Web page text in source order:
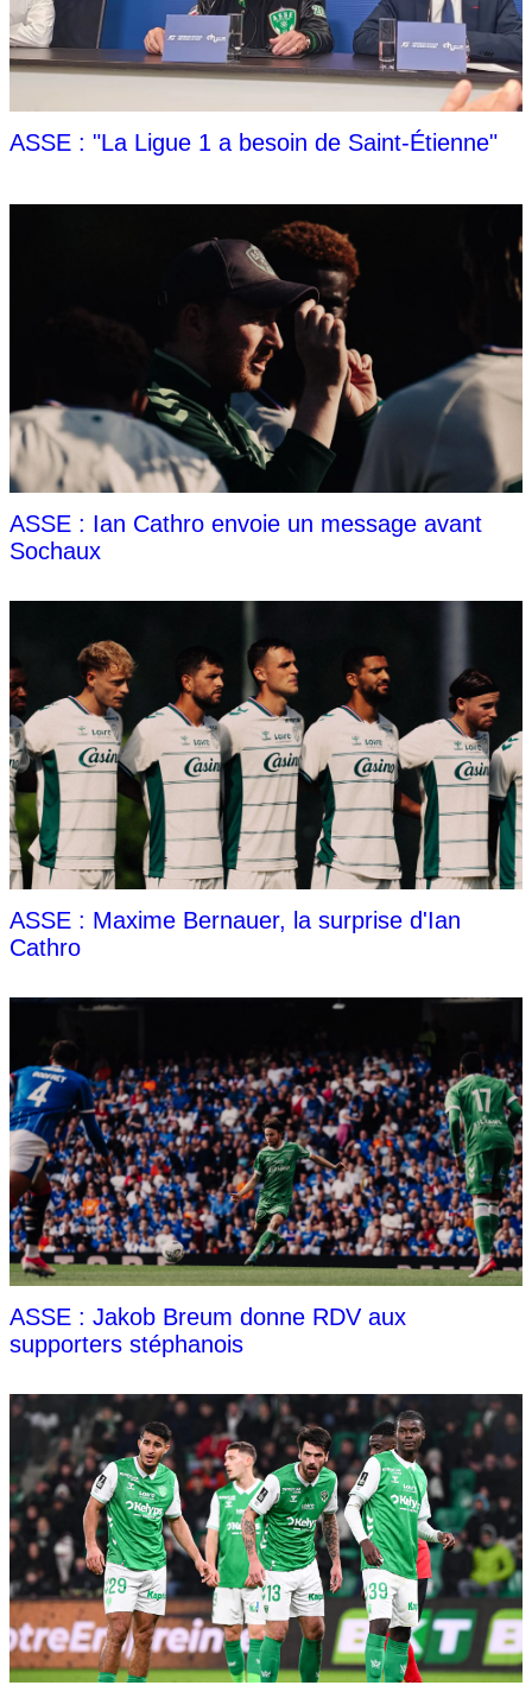
ASSE : "La Ligue 1 a besoin de Saint-Étienne"
ASSE : Ian Cathro envoie un message avant
Sochaux
ASSE : Maxime Bernauer, la surprise d'Ian
Cathro
ASSE : Jakob Breum donne RDV aux
supporters stéphanois